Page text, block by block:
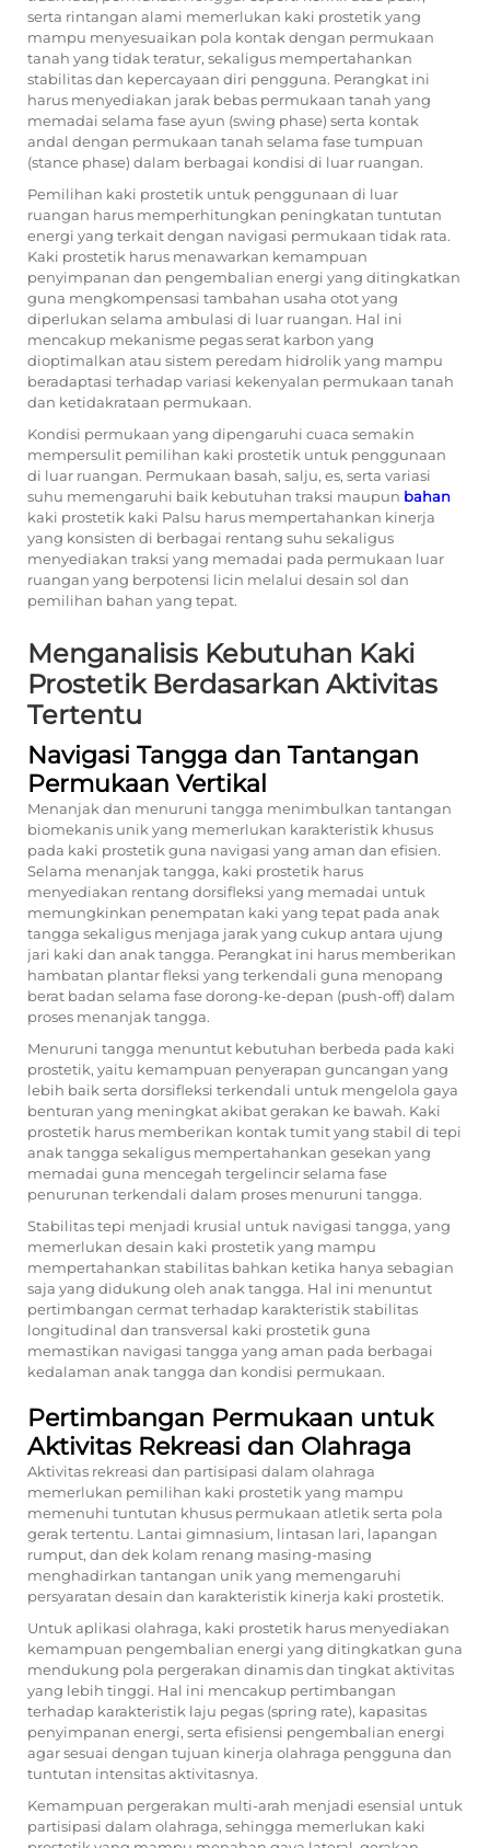
serta rintangan alami memerlukan kaki prostetik yang
mampu menyesuaikan pola kontak dengan permukaan
tanah yang tidak teratur, sekaligus mempertahankan
stabilitas dan kepercayaan diri pengguna. Perangkat ini
harus menyediakan jarak bebas permukaan tanah yang
memadai selama fase ayun (swing phase) serta kontak
andal dengan permukaan tanah selama fase tumpuan
(stance phase) dalam berbagai kondisi di luar ruangan.
Pemilihan kaki prostetik untuk penggunaan di luar
ruangan harus memperhitungkan peningkatan tuntutan
energi yang terkait dengan navigasi permukaan tidak rata.
Kaki prostetik harus menawarkan kemampuan
penyimpanan dan pengembalian energi yang ditingkatkan
guna mengkompensasi tambahan usaha otot yang
diperlukan selama ambulasi di luar ruangan. Hal ini
mencakup mekanisme pegas serat karbon yang
dioptimalkan atau sistem peredam hidrolik yang mampu
beradaptasi terhadap variasi kekenyalan permukaan tanah
dan ketidakrataan permukaan.
Kondisi permukaan yang dipengaruhi cuaca semakin
mempersulit pemilihan kaki prostetik untuk penggunaan
di luar ruangan. Permukaan basah, salju, es, serta variasi
suhu memengaruhi baik kebutuhan traksi maupun bahan
kaki prostetik kaki Palsu harus mempertahankan kinerja
yang konsisten di berbagai rentang suhu sekaligus
menyediakan traksi yang memadai pada permukaan luar
ruangan yang berpotensi licin melalui desain sol dan
pemilihan bahan yang tepat.
Menganalisis Kebutuhan Kaki
Prostetik Berdasarkan Aktivitas
Tertentu
Navigasi Tangga dan Tantangan
Permukaan Vertikal
Menanjak dan menuruni tangga menimbulkan tantangan
biomekanis unik yang memerlukan karakteristik khusus
pada kaki prostetik guna navigasi yang aman dan efisien.
Selama menanjak tangga, kaki prostetik harus
menyediakan rentang dorsifleksi yang memadai untuk
memungkinkan penempatan kaki yang tepat pada anak
tangga sekaligus menjaga jarak yang cukup antara ujung
jari kaki dan anak tangga. Perangkat ini harus memberikan
hambatan plantar fleksi yang terkendali guna menopang
berat badan selama fase dorong-ke-depan (push-off) dalam
proses menanjak tangga.
Menuruni tangga menuntut kebutuhan berbeda pada kaki
prostetik, yaitu kemampuan penyerapan guncangan yang
lebih baik serta dorsifleksi terkendali untuk mengelola gaya
benturan yang meningkat akibat gerakan ke bawah. Kaki
prostetik harus memberikan kontak tumit yang stabil di tepi
anak tangga sekaligus mempertahankan gesekan yang
memadai guna mencegah tergelincir selama fase
penurunan terkendali dalam proses menuruni tangga.
Stabilitas tepi menjadi krusial untuk navigasi tangga, yang
memerlukan desain kaki prostetik yang mampu
mempertahankan stabilitas bahkan ketika hanya sebagian
saja yang didukung oleh anak tangga. Hal ini menuntut
pertimbangan cermat terhadap karakteristik stabilitas
longitudinal dan transversal kaki prostetik guna
memastikan navigasi tangga yang aman pada berbagai
kedalaman anak tangga dan kondisi permukaan.
Pertimbangan Permukaan untuk
Aktivitas Rekreasi dan Olahraga
Aktivitas rekreasi dan partisipasi dalam olahraga
memerlukan pemilihan kaki prostetik yang mampu
memenuhi tuntutan khusus permukaan atletik serta pola
gerak tertentu. Lantai gimnasium, lintasan lari, lapangan
rumput, dan dek kolam renang masing-masing
menghadirkan tantangan unik yang memengaruhi
persyaratan desain dan karakteristik kinerja kaki prostetik.
Untuk aplikasi olahraga, kaki prostetik harus menyediakan
kemampuan pengembalian energi yang ditingkatkan guna
mendukung pola pergerakan dinamis dan tingkat aktivitas
yang lebih tinggi. Hal ini mencakup pertimbangan
terhadap karakteristik laju pegas (spring rate), kapasitas
penyimpanan energi, serta efisiensi pengembalian energi
agar sesuai dengan tujuan kinerja olahraga pengguna dan
tuntutan intensitas aktivitasnya.
Kemampuan pergerakan multi-arah menjadi esensial untuk
partisipasi dalam olahraga, sehingga memerlukan kaki